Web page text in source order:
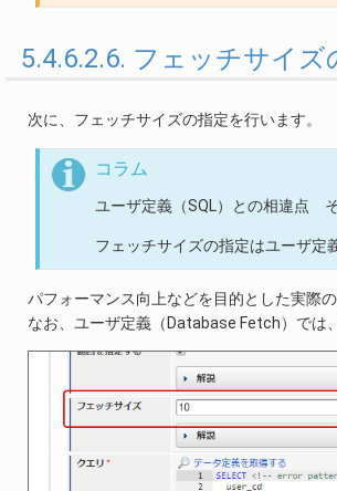
5.4.6.2.6. フェッチサイズ
次に、フェッチサイズの指定を行います。
コラム
ユーザ定義（SQL）との相違点
フェッチサイズの指定はユーザ
パフォーマンス向上などを目的とした実際
なお、ユーザ定義（Database Fetch）では